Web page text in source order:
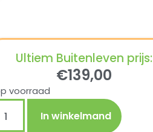
Ultiem Buitenleven prijs:
€139,00
voorraad
In winkelmand